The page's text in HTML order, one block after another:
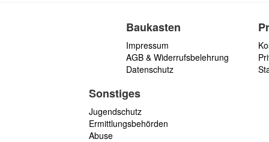
Baukasten
Impressum
AGB & Widerrufsbelehrung
Datenschutz
Sonstiges
Jugendschutz
Ermittlungsbehörden
Abuse